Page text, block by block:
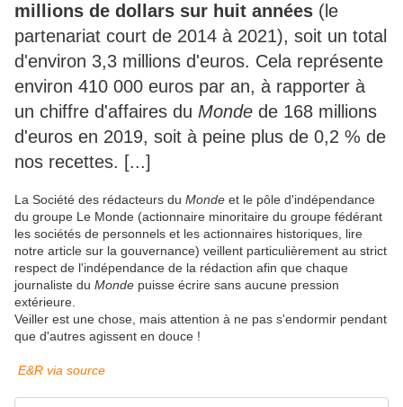
millions de dollars sur huit années (le
partenariat court de 2014 à 2021), soit un total
d'environ 3,3 millions d'euros. Cela représente
environ 410 000 euros par an, à rapporter à
un chiffre d'affaires du Monde de 168 millions
d'euros en 2019, soit à peine plus de 0,2 % de
nos recettes. [...]
La Société des rédacteurs du Monde et le pôle d'indépendance
du groupe Le Monde (actionnaire minoritaire du groupe fédérant
les sociétés de personnels et les actionnaires historiques, lire
notre article sur la gouvernance) veillent particulièrement au strict
respect de l'indépendance de la rédaction afin que chaque
journaliste du Monde puisse écrire sans aucune pression
extérieure.
Veiller est une chose, mais attention à ne pas s'endormir pendant
que d'autres agissent en douce !
E&R via source